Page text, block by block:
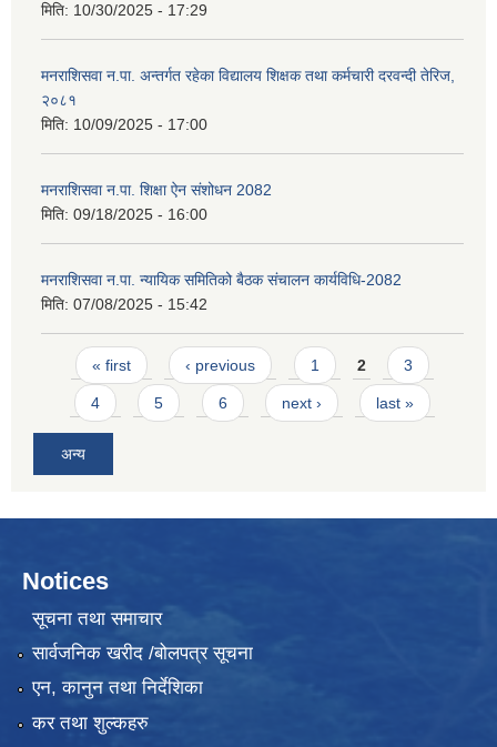
मिति: 10/30/2025 - 17:29
मनराशिसवा न.पा. अन्तर्गत रहेका विद्यालय शिक्षक तथा कर्मचारी दरवन्दी तेरिज,
२०८१
मिति: 10/09/2025 - 17:00
मनराशिसवा न.पा. शिक्षा ऐन संशोधन 2082
मिति: 09/18/2025 - 16:00
मनराशिसवा न.पा. न्यायिक समितिको बैठक संचालन कार्यविधि-2082
मिति: 07/08/2025 - 15:42
Pages
« first ‹ previous 1 2 3
4 5 6 next › last »
अन्य
Notices
सूचना तथा समाचार
सार्वजनिक खरीद /बोलपत्र सूचना
एन, कानुन तथा निर्देशिका
कर तथा शुल्कहरु